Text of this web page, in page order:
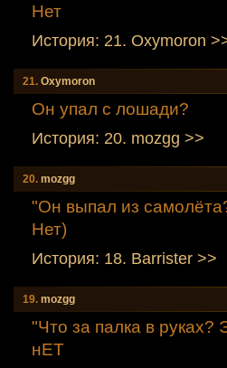
Нет
История: 21. Oxymoron
21. Oxymoron
Он упал с лошади?
История: 20. mozgg >>
20. mozgg
"Он выпал из
Нет)
История: 18. Barrister >>
19. mozgg
"Что за палка в руках?
нЕТ